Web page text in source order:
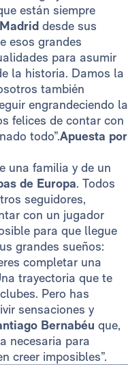
están siempre
desde sus
esos grandes
para asumir
la historia. Damos la
también
engrandeciendo la
felices de contar con
todo”.Apuesta por
una familia y de un
de Europa. Todos
seguidores,
con un jugador
para que llegue
grandes sueños:
completar una
trayectoria que te
Pero has
sensaciones y
Bernabéu que,
necesaria para
creer imposibles”.